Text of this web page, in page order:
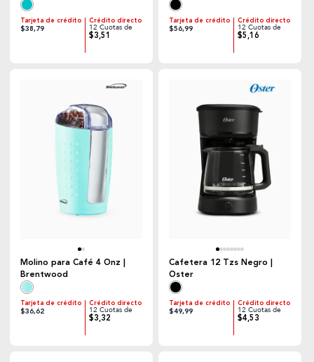
Tarjeta de crédito
$38,79
Crédito directo
12 Cuotas de
$3,51
Tarjeta de crédito
$56,99
Crédito directo
12 Cuotas de
$5,16
Molino para Café 4 Onz |
Brentwood
Tarjeta de crédito
$36,62
Crédito directo
12 Cuotas de
$3,32
Cafetera 12 Tzs Negro |
Oster
Tarjeta de crédito
$49,99
Crédito directo
12 Cuotas de
$4,53